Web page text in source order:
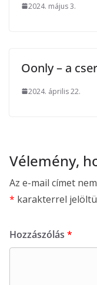
2024. május 3.
Oonly – a
2024. április 22.
Vélemény,
Az e-mail címet
* karakterrel
Hozzászólás *